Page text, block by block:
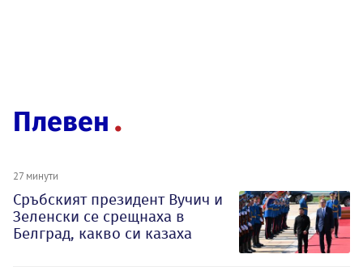
Плевен
27 минути
Сръбският президент Вучич и
Зеленски се срещнаха в
Белград, какво си казаха